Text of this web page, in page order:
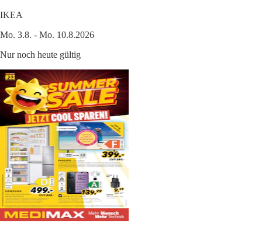
IKEA
Mo. 3.8. - Mo. 10.8.2026
Nur noch heute gültig